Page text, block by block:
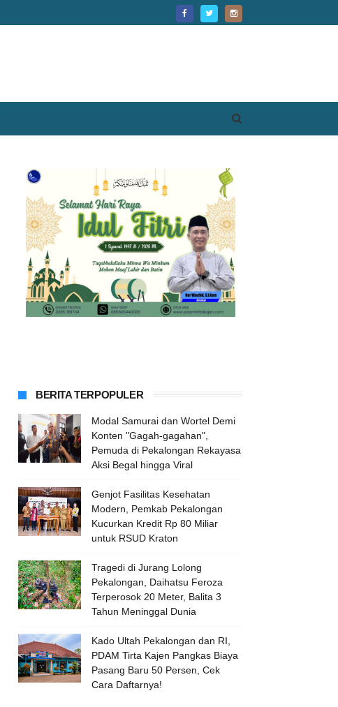
BERITA TERPOPULER
Modal Samurai dan Wortel Demi
Konten "Gagah-gagahan",
Pemuda di Pekalongan Rekayasa
Aksi Begal hingga Viral
Genjot Fasilitas Kesehatan
Modern, Pemkab Pekalongan
Kucurkan Kredit Rp 80 Miliar
untuk RSUD Kraton
Tragedi di Jurang Lolong
Pekalongan, Daihatsu Feroza
Terperosok 20 Meter, Balita 3
Tahun Meninggal Dunia
Kado Ultah Pekalongan dan RI,
PDAM Tirta Kajen Pangkas Biaya
Pasang Baru 50 Persen, Cek
Cara Daftarnya!